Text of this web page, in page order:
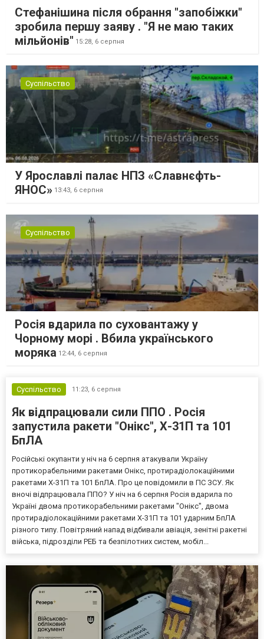
Стефанішина після обрання "запобіжки"
зробила першу заяву . "Я не маю таких
мільйонів" 15:28, 6 серпня
Суспільство
У Ярославлі палає НПЗ «Славнєфть-
ЯНОС» 13:43, 6 серпня
Суспільство
Росія вдарила по суховантажу у
Чорному морі . Вбила українського
моряка 12:44, 6 серпня
Суспільство 11:23, 6 серпня
Як відпрацювали сили ППО . Росія
запустила ракети "Онікс", Х-31П та 101
БпЛА
Російські окупанти у ніч на 6 серпня атакували Україну
протикорабельними ракетами Онікс, протирадіолокаційними
ракетами Х-31П та 101 БпЛА. Про це повідомили в ПС ЗСУ. Як
вночі відпрацювала ППО? У ніч на 6 серпня Росія вдарила по
Україні двома протикорабельними ракетами "Онікс", двома
протирадіолокаційними ракетами Х-31П та 101 ударним БпЛА
різного типу. Повітряний напад відбивали авіація, зенітні ракетні
війська, підрозділи РЕБ та безпілотних систем, мобіл...